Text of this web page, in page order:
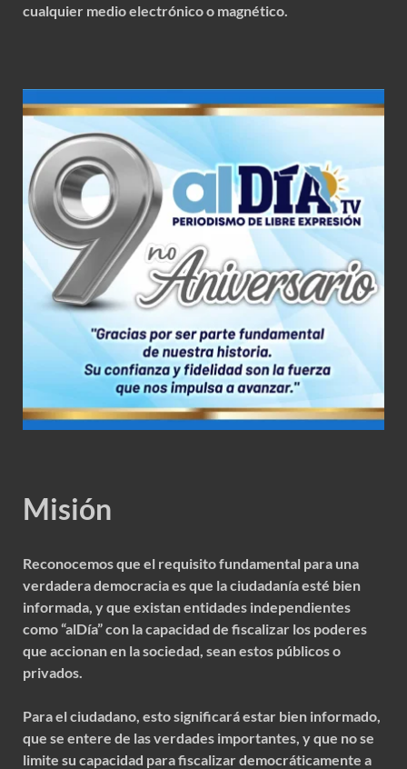
cualquier medio electrónico o magnético.
Misión
Reconocemos que el requisito fundamental para una
verdadera democracia es que la ciudadanía esté bien
informada, y que existan entidades independientes
como “alDía” con la capacidad de fiscalizar los poderes
que accionan en la sociedad, sean estos públicos o
privados.
Para el ciudadano, esto significará estar bien informado,
que se entere de las verdades importantes, y que no se
limite su capacidad para fiscalizar democráticamente a